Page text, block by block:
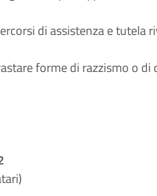
di assistenza e tutela
forme di razzismo o di